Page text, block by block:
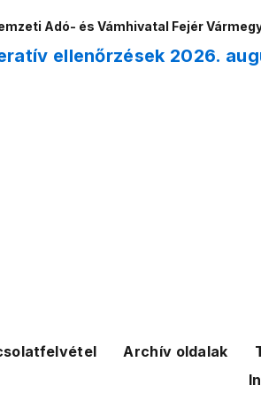
Adó- és Vámhivatal Fejér
ellenőrzések 2026.
Archív oldalak